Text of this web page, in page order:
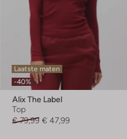
Laatste maten
-40%
Alix The Label
Top
€ 79,99 € 47,99